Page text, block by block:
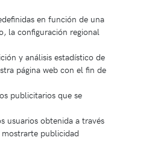
en función de una
la configuración regional
y análisis estadístico de
página web con el fin de
publicitarios que se
usuarios obtenida a través
publicidad